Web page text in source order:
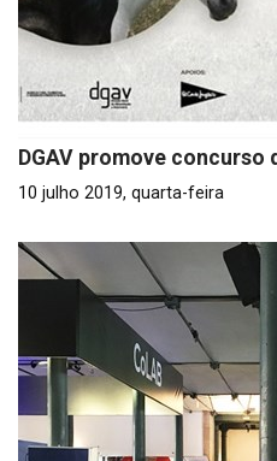
DGAV promove concurso
10 julho 2019, quarta-feira